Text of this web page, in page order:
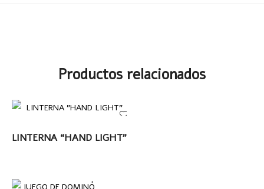
Productos relacionados
LEER MÁS
LINTERNA “HAND LIGHT”